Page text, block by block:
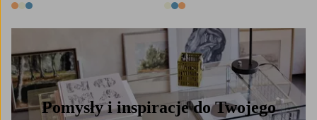
3 kolory 3 kolory
Pomysły i inspiracje do Twojego